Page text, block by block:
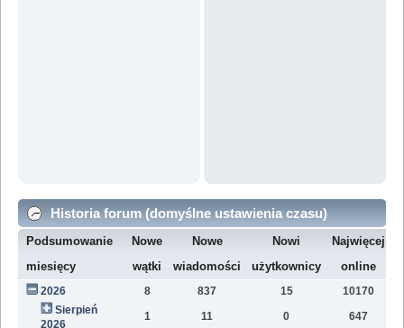
Historia forum (domyślne ustawienia czasu)
Podsumowanie
miesięcy
Nowe
wątki
Nowe
wiadomości
Nowi
użytkownicy
Najwięcej
online
2026 8 837 15 10170
Sierpień
2026
1 11 0 647